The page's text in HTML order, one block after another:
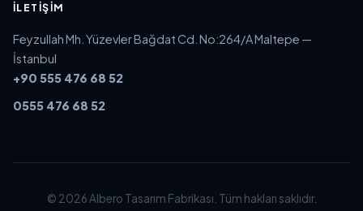
İLETIŞIM
Feyzullah Mh. Yüzevler Bağdat Cd. No:264/A Maltepe —
İstanbul
+90 555 476 68 52
0555 476 68 52
© 2026 Albero Tasarım Fabrikası. Tüm hakları saklıdır.